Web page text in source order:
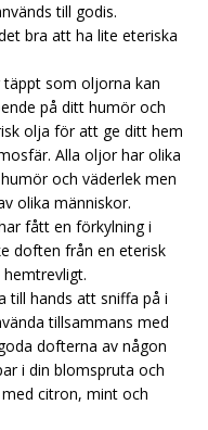
till godis.
bra att ha lite eteriska
som oljorna kan
på ditt humör och
olja för att ge ditt hem
Alla oljor har olika
och väderlek men
olika människor.
fått en förkylning i
doften från en eterisk
till hands att sniffa på i
tillsammans med
dofterna av någon
i din blomspruta och
citron, mint och